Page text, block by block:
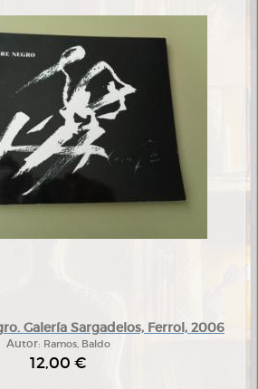
Galería Sargadelos, Ferrol, 2006
Autor: Ramos, Baldo
12,00 €